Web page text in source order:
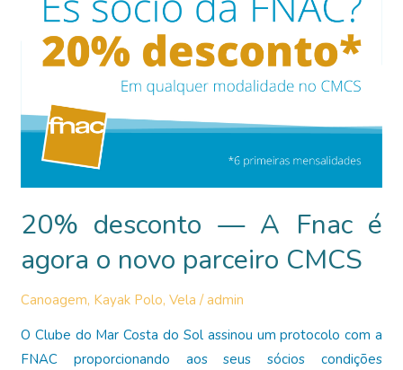
20% desconto — A Fnac é
agora o novo parceiro CMCS
Canoagem, Kayak Polo,Vela /admin
O Clube do Mar Costa do Sol assinou um protocolo com a
FNAC proporcionando aos seus sócios condições